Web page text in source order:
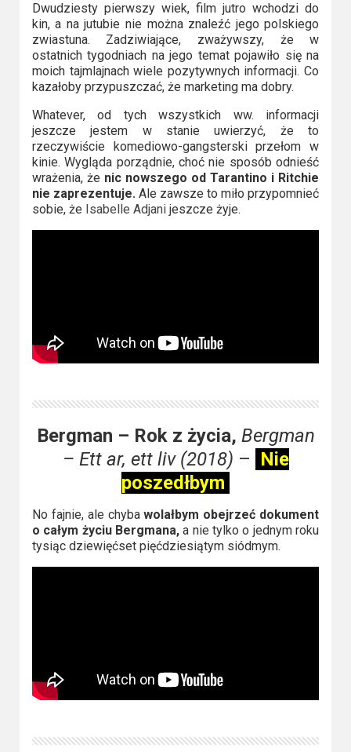
Dwudziesty pierwszy wiek, film jutro wchodzi do
kin, a na jutubie nie można znaleźć jego polskiego
zwiastuna. Zadziwiające, zważywszy, że w
ostatnich tygodniach na jego temat pojawiło się na
moich tajmlajnach wiele pozytywnych informacji. Co
kazałoby przypuszczać, że marketing ma dobry.
Whatever, od tych wszystkich ww. informacji
jeszcze jestem w stanie uwierzyć, że to
rzeczywiście komediowo-gangsterski przełom w
kinie. Wygląda porządnie, choć nie sposób odnieść
wrażenia, że nic nowszego od Tarantino i Ritchie
nie zaprezentuje. Ale zawsze to miło przypomnieć
sobie, że Isabelle Adjanijeszcze żyje.
Bergman – Rok z życia, Bergman
– Ett ar, ett liv (2018) – Nie
poszedłbym
No fajnie, ale chybawolałbym obejrzeć dokument
o całym życiu Bergmana, a nie tylko o jednym roku
tysiąc dziewięćset pięćdziesiątym siódmym.